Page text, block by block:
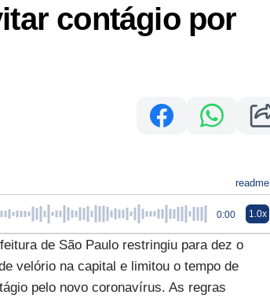
contágio por
readme
0:00 1.0x
de São Paulo restringiu para dez o
velório na capital e limitou o tempo de
pelo novo coronavírus. As regras